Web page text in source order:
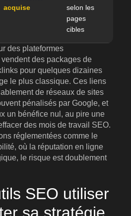
acquise
selon les
pages
cibles
des plateformes
des packages de
pour quelques dizaines
le plus classique. Ces liens
de réseaux de sites
pénalisés par Google, et
un bénéfice nul, au pire une
des mois de travail SEO.
réglementées comme le
où la réputation en ligne
le risque est doublement
SEO utiliser